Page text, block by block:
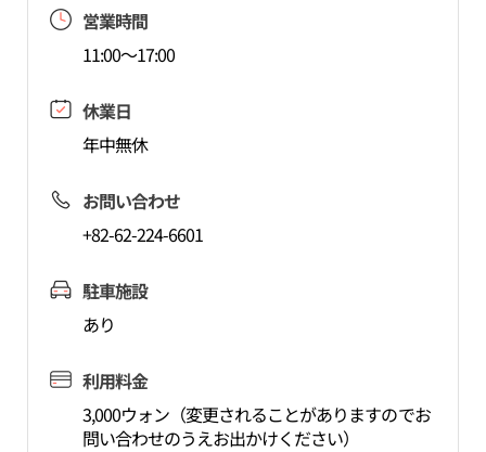
営業時間
11:00～17:00
休業日
年中無休
お問い合わせ
+82-62-224-6601
駐車施設
あり
利用料金
3,000ウォン（変更されることがありますのでお
問い合わせのうえお出かけください）